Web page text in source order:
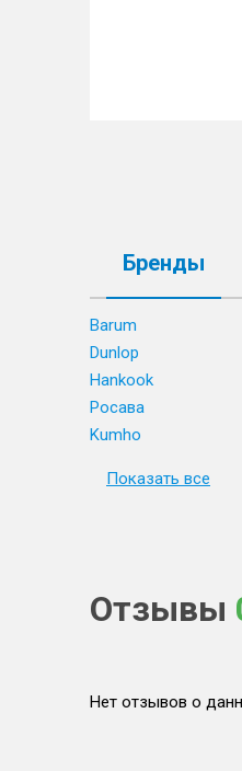
Бренды
Barum
Dunlop
Hankook
Росава
Kumho
Показать все
Отзывы
Нет отзывов о